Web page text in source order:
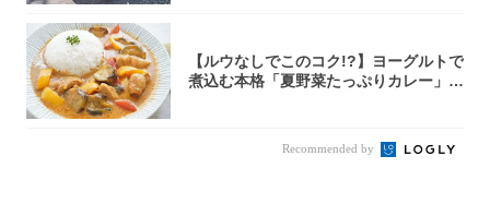
【ルウなしでこのコク!?】ヨーグルトで
煮込む本格「夏野菜たっぷりカレー」作
Recommended by